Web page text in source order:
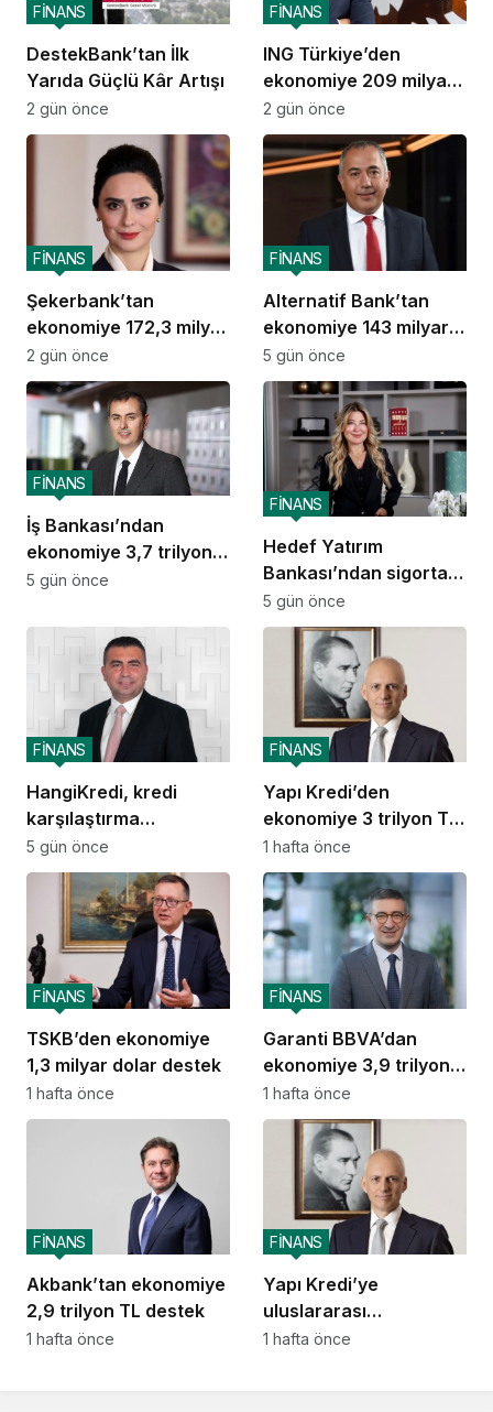
DestekBank’tan İlk
Yarıda Güçlü Kâr Artışı
FİNANS
2 gün önce
ING Türkiye’den
ekonomiye 209 milyar
TL destek
FİNANS
2 gün önce
Şekerbank’tan
ekonomiye 172,3 milyar
TL destek
FİNANS
2 gün önce
Alternatif Bank’tan
ekonomiye 143 milyar
TL destek
FİNANS
5 gün önce
İş Bankası’ndan
ekonomiye 3,7 trilyon
TL destek
FİNANS
5 gün önce
Hedef Yatırım
Bankası’ndan sigorta
ve emeklilik alanında
stratejik iş birliği
FİNANS
5 gün önce
HangiKredi, kredi
karşılaştırma
deneyimini ChatGPT’ye
taşıdı
FİNANS
5 gün önce
Yapı Kredi’den
ekonomiye 3 trilyon TL
destek
FİNANS
1 hafta önce
TSKB’den ekonomiye
1,3 milyar dolar destek
FİNANS
1 hafta önce
Garanti BBVA’dan
ekonomiye 3,9 trilyon
TL destek
FİNANS
1 hafta önce
Akbank’tan ekonomiye
2,9 trilyon TL destek
FİNANS
1 hafta önce
Yapı Kredi’ye
uluslararası
piyasalardan 414
FİNANS
1 hafta önce